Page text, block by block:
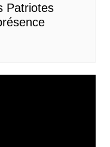
Patriotes